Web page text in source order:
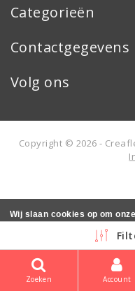
Categorieën
Contactgegevens
Volg ons
Copyright © 2026 -
Zoeken Account
Wij slaan cookies op om
Nee